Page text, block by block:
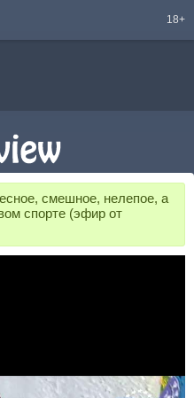
18+
смешное, нелепое, а
спорте (эфир от